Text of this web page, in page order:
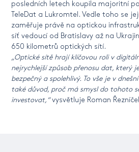
posledních letech koupila majoritní
TeleDat a Lukromtel. Vedle toho se
zaměřuje právě na optickou
síť vedoucí od Bratislavy až na
650 kilometrů optických sítí.
„Optické sítě hrají klíčovou roli v
nejrychlejší způsob přenosu dat, který
bezpečný a spolehlivý. To vše je v
také důvod, proč má smysl do tohoto
investovat,“vysvětluje Roman